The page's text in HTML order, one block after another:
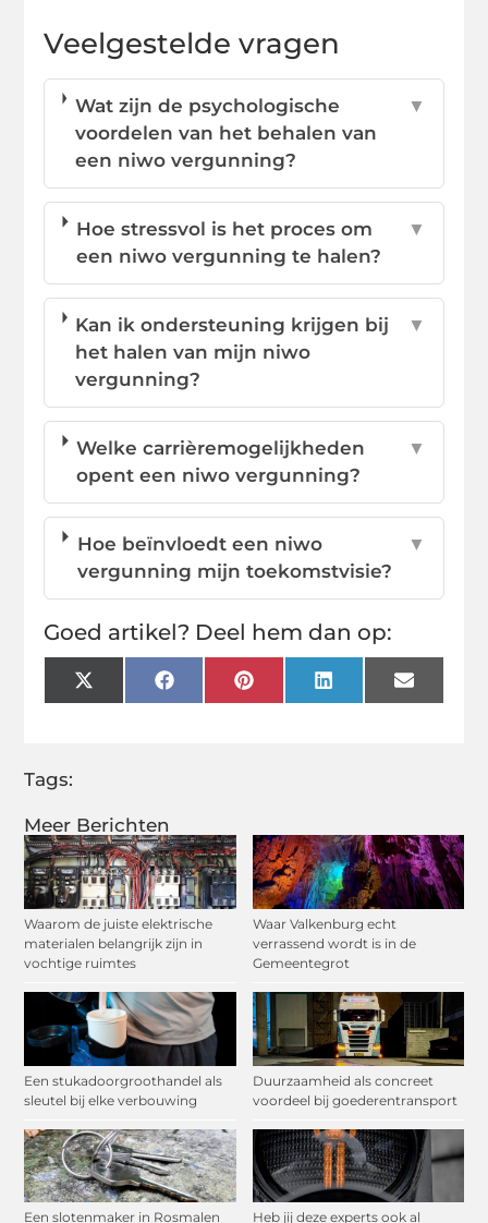
Meer Berichten
Waarom de juiste elektrische
materialen belangrijk zijn in
vochtige ruimtes
Waar Valkenburg echt
verrassend wordt is in de
Gemeentegrot
Een stukadoorgroothandel als
sleutel bij elke verbouwing
Duurzaamheid als concreet
voordeel bij goederentransport
Een slotenmaker in Rosmalen Heb jij deze experts ook al
Veelgestelde vragen
Wat zijn de psychologische
voordelen van het behalen van
een niwo vergunning?
▼
Hoe stressvol is het proces om
een niwo vergunning te halen?
▼
Kan ik ondersteuning krijgen bij
het halen van mijn niwo
vergunning?
▼
Welke carrièremogelijkheden
opent een niwo vergunning?
▼
Hoe beïnvloedt een niwo
vergunning mijn toekomstvisie?
▼
Goed artikel? Deel hem dan op:
X
(Twitter)
FacebookPinterestLinkedInEmail
Tags: